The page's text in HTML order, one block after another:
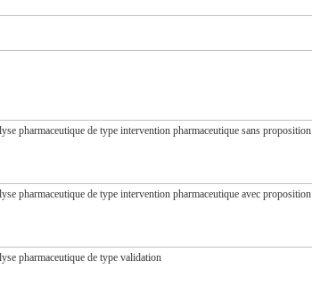
pharmaceutique de type intervention pharmaceutique sans proposition
pharmaceutique de type intervention pharmaceutique avec proposition
pharmaceutique de type validation